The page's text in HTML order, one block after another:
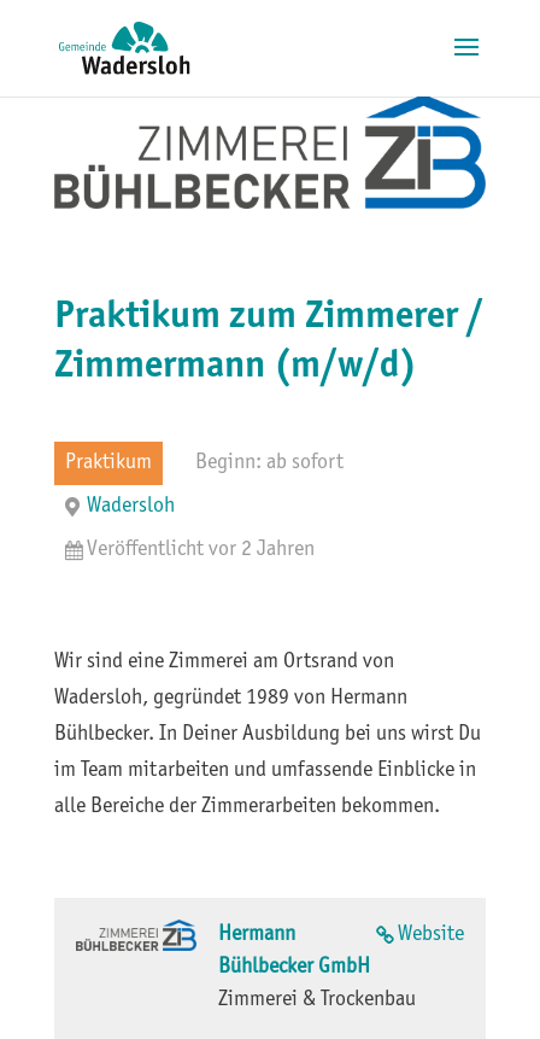
Praktikum zum Zimmerer /
Zimmermann (m/w/d)
Praktikum
Beginn: ab sofort
Wadersloh
Veröffentlicht vor 2 Jahren
Wir sind eine Zimmerei am Ortsrand von
Wadersloh, gegründet 1989 von Hermann
Bühlbecker. In Deiner Ausbildung bei uns wirst Du
im Team mitarbeiten und umfassende Einblicke in
alle Bereiche der Zimmerarbeiten bekommen.
Website
Hermann
Bühlbecker GmbH
Zimmerei & Trockenbau